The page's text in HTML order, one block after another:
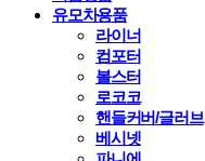
유모차용품
라이너
컴포터
볼스터
로코코
핸들커버/글러브
베시넷